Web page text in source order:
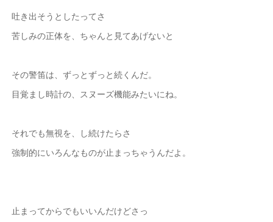
吐き出そうとしたってさ
苦しみの正体を、ちゃんと見てあげないと
その警笛は、ずっとずっと続くんだ。
目覚まし時計の、スヌーズ機能みたいにね。
それでも無視を、し続けたらさ
強制的にいろんなものが止まっちゃうんだよ。
止まってからでもいいんだけどさっ